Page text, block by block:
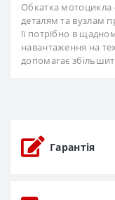
Обкатка
деталям та вузлам
її потрібно в
навантаження на
допомагає
Гарантія